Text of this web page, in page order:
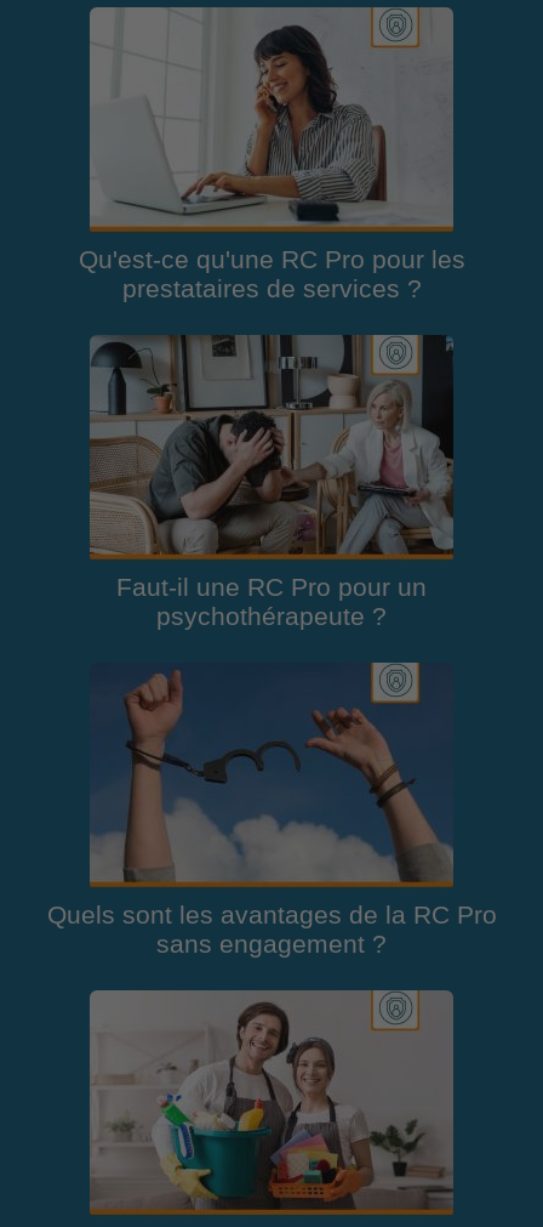
Qu'est-ce qu'une RC Pro pour les
prestataires de services ?
Faut-il une RC Pro pour un
psychothérapeute ?
Quels sont les avantages de la RC Pro
sans engagement ?